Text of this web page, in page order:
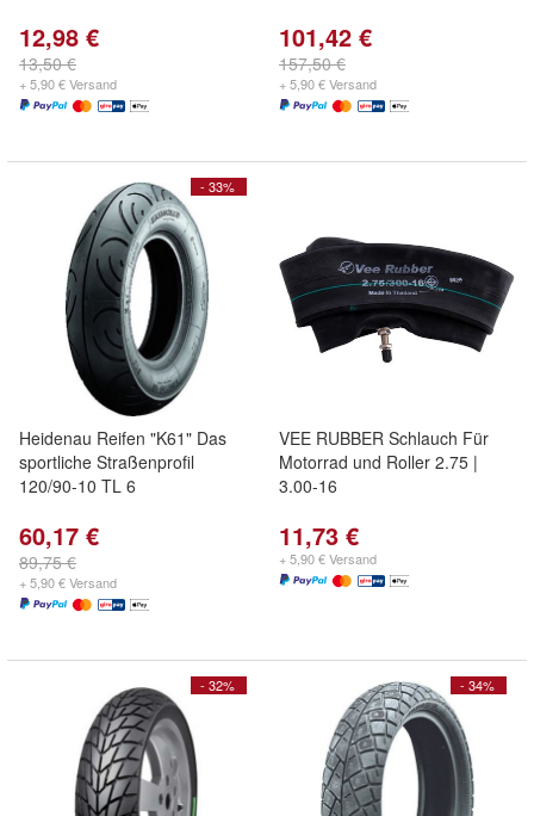
12,98 €
13,50 €
+ 5,90 € Versand
101,42 €
157,50 €
+ 5,90 € Versand
- 33%
Heidenau Reifen "K61" Das
sportliche Straßenprofil
120/90-10 TL 6
60,17 €
89,75 €
+ 5,90 € Versand
VEE RUBBER Schlauch Für
Motorrad und Roller 2.75 |
3.00-16
11,73 €
+ 5,90 € Versand
- 32% - 34%